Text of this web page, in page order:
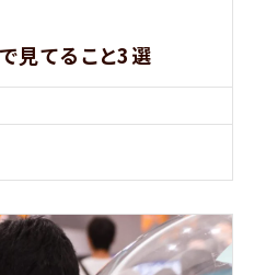
見てること3選